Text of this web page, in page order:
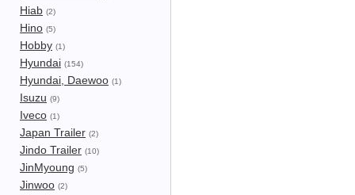
Hiab (2)
Hino (5)
Hobby (1)
Hyundai (154)
Hyundai, Daewoo (1)
Isuzu (9)
Iveco (1)
Japan Trailer (2)
Jindo Trailer (10)
JinMyoung (5)
Jinwoo (2)